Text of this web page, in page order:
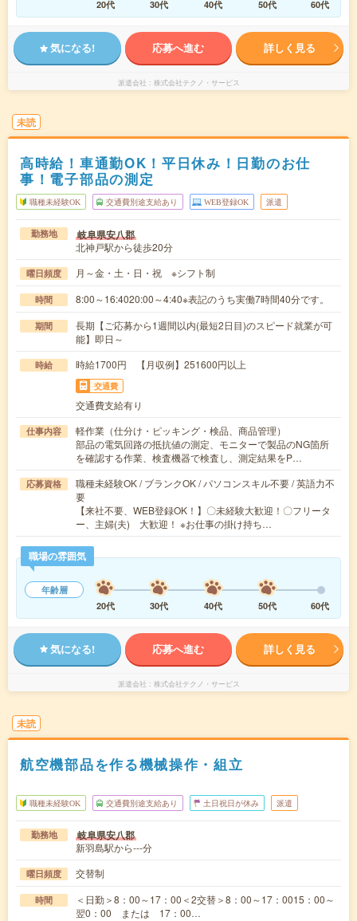
20代 30代 40代 50代 60代
気になる! 応募へ進む 詳しく見る
派遣会社 株式会社テクノ・サービス
未読
高時給！車通勤OK！平日休み！日勤のお仕
事！電子部品の測定
職種未経験OK 交通費別途支給あり WEB登録OK 派遣
勤務地 岐阜県安八郡
北神戸駅から徒歩20分
曜日頻度 月～金・土・日・祝 ※シフト制
時間 8:00～16:4020:00～4:40※表記のうち実働7時間40分です。
期間
長期【ご応募から1週間以内(最短2日目)のスピード就業が可
能】即日～
時給 時給1700円 【月収例】251600円以上
交通費
交通費支給有り
仕事内容
軽作業（仕分け・ピッキング・検品、商品管理）
部品の電気回路の抵抗値の測定、モニターで製品のNG箇所
を確認する作業、検査機器で検査し、測定結果をP…
応募資格
職種未経験OK / ブランクOK / パソコンスキル不要 / 英語力不
要
【来社不要、WEB登録OK！】〇未経験大歓迎！〇フリータ
ー、主婦(夫) 大歓迎！ ※お仕事の掛け持ち…
職場の雰囲気
年齢層
20代
30代 40代 50代 60代
気になる! 応募へ進む 詳しく見る
派遣会社 株式会社テクノ・サービス
未読
航空機部品を作る機械操作・組立
職種未経験OK 交通費別途支給あり 土日祝日が休み 派遣
勤務地 岐阜県安八郡
新羽島駅から---分
曜日頻度 交替制
時間
＜日勤＞8：00～17：00＜2交替＞8：00～17：0015：00～
翌0：00 または 17：00…